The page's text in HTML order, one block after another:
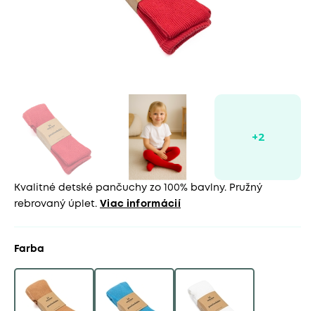
Kvalitné detské pančuchy zo 100% bavlny. Pružný
rebrovaný úplet. Viac informácií
Farba